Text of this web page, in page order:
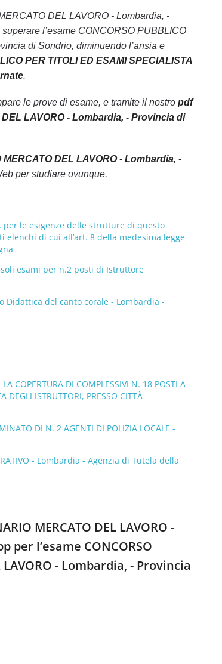
DEL LAVORO - Lombardia, -
l’esame CONCORSO PUBBLICO
di Sondrio, diminuendo l’ansia e
PER TITOLI ED ESAMI SPECIALISTA
.
le prove di esame, e tramite il nostro pdf
LAVORO - Lombardia, - Provincia di
DEL LAVORO - Lombardia, -
per studiare ovunque.
per le esigenze delle strutture di questo
di cui all’art. 8 della medesima legge
esami per n.2 posti di Istruttore
Didattica del canto corale - Lombardia -
COPERTURA DI COMPLESSIVI N. 18 POSTI A
DEGLI ISTRUTTORI, PRESSO CITTÀ
DI N. 2 AGENTI DI POLIZIA LOCALE -
- Lombardia - Agenzia di Tutela della
MERCATO DEL LAVORO -
l’esame CONCORSO
LAVORO - Lombardia, - Provincia